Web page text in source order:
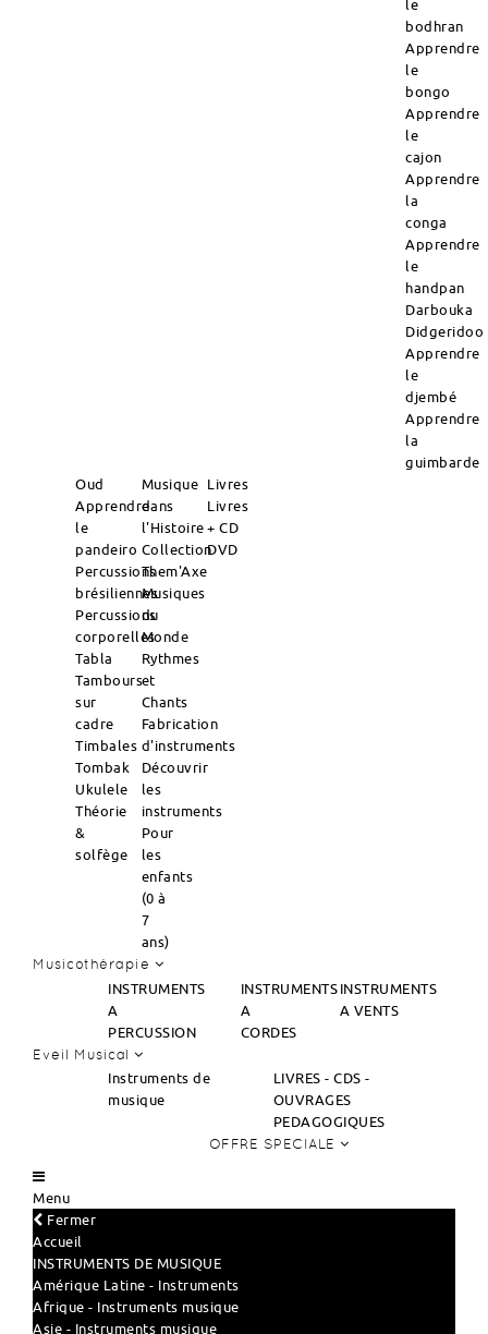
le
bodhran
Apprendre
le
bongo
Apprendre
le
cajon
Apprendre
la
conga
Apprendre
le
handpan
Darbouka
Didgeridoo
Apprendre
le
djembé
Apprendre
la
guimbarde
Oud
Apprendre
le
pandeiro
Percussions
brésiliennes
Percussions
corporelles
Tabla
Tambours
sur
cadre
Timbales
Tombak
Ukulele
Théorie
&
solfège
Musique
dans
l'Histoire
Collection
Them'Axe
Musiques
du
Monde
Rythmes
et
Chants
Fabrication
d'instruments
Découvrir
les
instruments
Pour
les
enfants
(0 à
7
ans)
Livres
Livres
+ CD
DVD
Musicothérapie
INSTRUMENTS
A
PERCUSSION
INSTRUMENTS
A
CORDES
INSTRUMENTS
A VENTS
Eveil Musical
Instruments de
musique
LIVRES - CDS -
OUVRAGES
PEDAGOGIQUES
OFFRE SPECIALE
Menu
Fermer
Accueil
INSTRUMENTS DE MUSIQUE
Amérique Latine - Instruments
Afrique - Instruments musique
Asie - Instruments musique